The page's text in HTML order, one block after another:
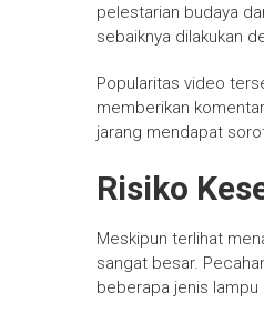
pelestarian budaya
sebaiknya dilakukan
Popularitas video
memberikan
jarang mendapat
Risiko
Meskipun terlihat
sangat besar.
beberapa jenis